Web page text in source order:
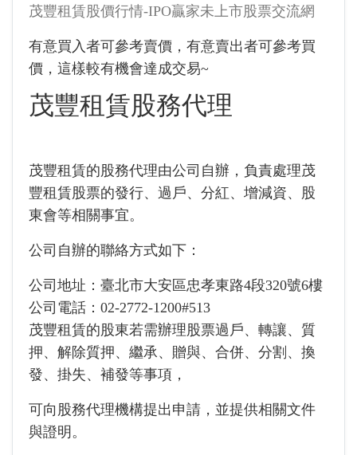
茂豐租賃股價行情-IPO贏家未上市股票交流網
有意買入者可參考賣價，有意賣出者可參考買
價，這樣較有機會達成交易~
茂豐租賃股務代理
茂豐租賃的股務代理由公司自辦，負責處理茂
豐租賃股票的發行、過戶、分紅、增減資、股
東會等相關事宜。
公司自辦的聯絡方式如下：
公司地址：臺北市大安區忠孝東路4段320號6樓
公司電話：02-2772-1200#513
茂豐租賃的股東若需辦理股票過戶、轉讓、質
押、解除質押、繼承、贈與、合併、分割、換
發、掛失、補發等事項，
可向股務代理機構提出申請，並提供相關文件
與證明。